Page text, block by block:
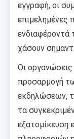
εγγραφή, οι
επιμελημένες
ενδιαφέροντά
χάσουν
Οι
προσαρμογή
εκδηλώσεων,
τα
εξατομίκευση